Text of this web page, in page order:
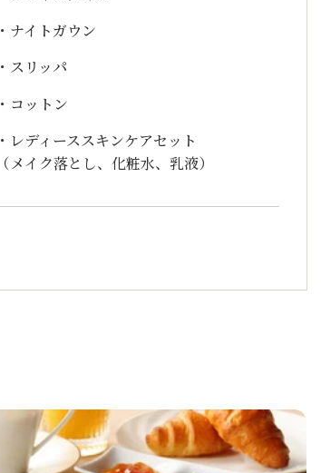
・ナイトガウン
・スリッパ
・コットン
・レディーススキンケアセット
（メイク落とし、化粧水、乳液）